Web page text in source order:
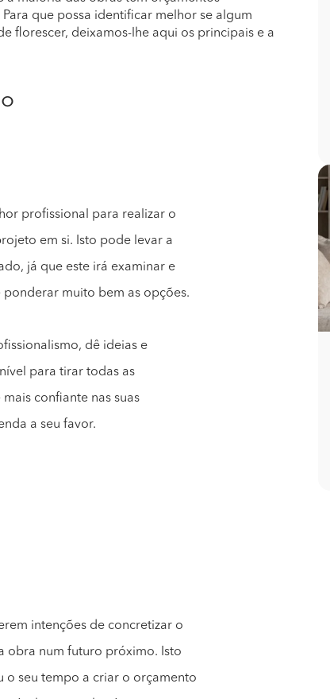
que possa identificar melhor se algum
florescer, deixamos-lhe aqui os principais e a
profissional para realizar o
em si. Isto pode levar a
já que este irá examinar e
muito bem as opções.
dê ideias e
para tirar todas as
confiante nas suas
a seu favor.
intenções de concretizar o
obra num futuro próximo. Isto
o seu tempo a criar o orçamento